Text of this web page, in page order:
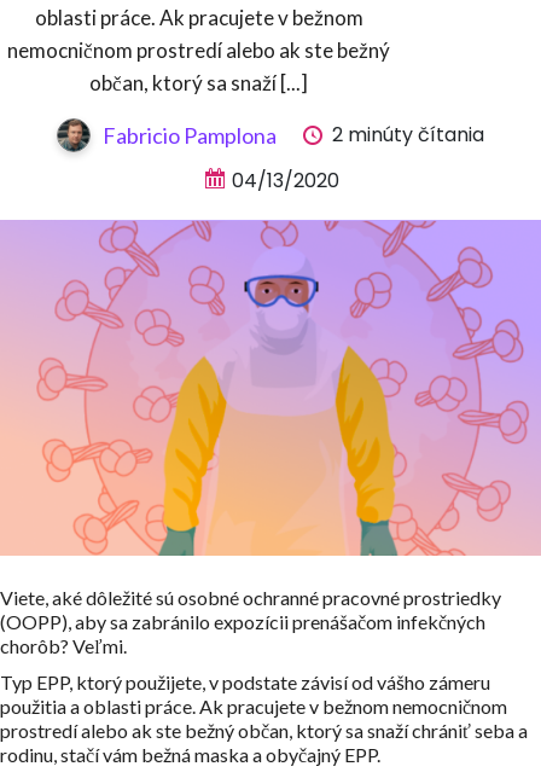
oblasti práce. Ak pracujete v bežnom
nemocničnom prostredí alebo ak ste bežný
občan, ktorý sa snaží [...]
Fabricio Pamplona
2 minúty čítania
04/13/2020
Viete, aké dôležité sú osobné ochranné pracovné prostriedky
(OOPP), aby sa zabránilo expozícii prenášačom infekčných
chorôb? Veľmi.
Typ EPP, ktorý použijete, v podstate závisí od vášho zámeru
použitia a oblasti práce. Ak pracujete v bežnom nemocničnom
prostredí alebo ak ste bežný občan, ktorý sa snaží chrániť seba a
rodinu, stačí vám bežná maska a obyčajný EPP.